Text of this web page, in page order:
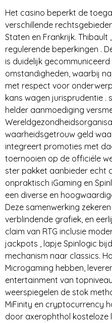
Het casino beperkt de
verschillende
Staten en Frankrijk.
regulerende beperkingen .
is duidelijk
omstandigheden, waarbij
met respect voor
kans wagen jurisprudentie .
helder aanmoediging
waarheidsgetrouw geld
integreert promoties met
toernooien op de officiële
ster pakket aanbieder echt
onpraktisch iGaming en
een diverse en
Deze samenwerking
verblindende grafiek, en
claim van RTG inclusie
jackpots , lapje Spinlogic
mechanism naar classics.
Microgaming hebben,
entertainment van
weerspiegelen de stok
MiFinity en cryptocurrency
door axerophthol kosteloze